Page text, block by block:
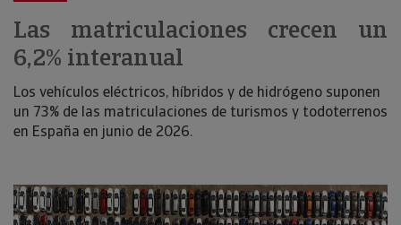
Las matriculaciones crecen un
6,2% interanual
Los vehículos eléctricos, híbridos y de hidrógeno suponen
un 73% de las matriculaciones de turismos y todoterrenos
en España en junio de 2026.